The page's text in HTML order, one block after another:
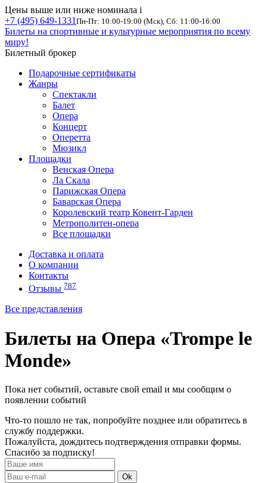
Цены выше или ниже номинала i
+7 (495) 649-1331 Пн-Пт: 10:00-19:00 (Мск), Сб: 11:00-16:00
Билеты на спортивные и культурные мероприятия по всему
миру!
Билетный брокер
Подарочные сертификаты
Жанры
Спектакли
Балет
Опера
Концерт
Оперетта
Мюзикл
Площадки
Венская Опера
Ла Скала
Парижская Опера
Баварская Опера
Королевский театр Ковент-Гарден
Метрополитен-опера
Все площадки
Доставка и оплата
О компании
Контакты
Отзывы 787
Все представления
Билеты на Опера «Trompe le
Monde»
Пока нет событий, оставьте свой email и мы сообщим о
появлении событий
Что-то пошло не так, попробуйте позднее или обратитесь в
службу поддержки.
Пожалуйста, дождитесь подтверждения отправки формы.
Спасибо за подписку!
Ok